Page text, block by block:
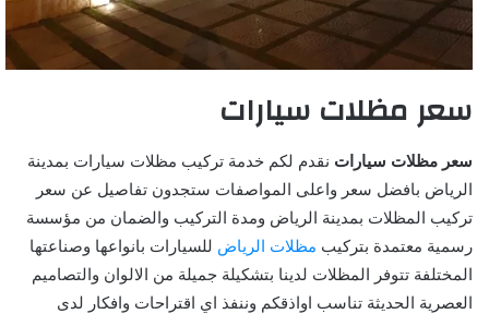
سعر مظلات سيارات
سعر مظلات سيارات نقدم لكم خدمة تركيب مظلات سيارات بمدينة
الرياض بافضل سعر واعلى المواصفات ستجدون تفاصيل عن سعر
تركيب المظلات بمدينة الرياض ومدة التركيب والضمان من مؤسسة
رسمية معتمدة بتركيب مظلات الرياض للسيارات بانواعها وصناعتها
المختلفة تتوفر المظلات لدينا بتشكيلة جميلة من الالوان والتصاميم
العصرية الحديثة تناسب اواذقكم وننفذ اي اقتراحات وافكار لدى